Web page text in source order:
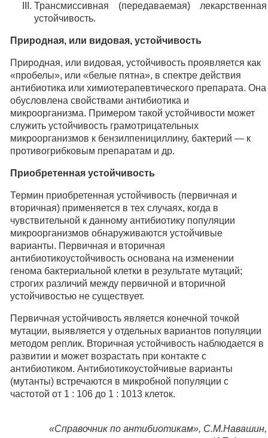
Трансмиссивная (передаваемая) лекарственная
устойчивость.
Природная, или видовая, устойчивость
Природная, или видовая, устойчивость проявляется как
«пробелы», или «белые пятна», в спектре действия
антибиотика или химиотерапевтического препарата. Она
обусловлена свойствами антибиотика и
микроорганизма. Примером такой устойчивости может
служить устойчивость грамотрицательных
микроорганизмов к бензилпенициллину, бактерий — к
противогрибковым препаратам и др.
Приобретенная устойчивость
Термин приобретенная устойчивость (первичная и
вторичная) применяется в тех случаях, когда в
чувствительной к данному антибиотику популяции
микроорганизмов обнаруживаются устойчивые
варианты. Первичная и вторичная
антибиотикоустойчивость основана на изменении
генома бактериальной клетки в результате мутаций;
строгих различий между первичной и вторичной
устойчивостью не существует.
Первичная устойчивость является конечной точкой
мутации, выявляется у отдельных вариантов популяции
методом реплик. Вторичная устойчивость наблюдается в
развитии и может возрастать при контакте с
антибиотиком. Антибиотикоустойчивые варианты
(мутанты) встречаются в микробной популяции с
частотой от 1 : 106 до 1 : 1013 клеток.
«Справочник по антибиотикам», С.М.Навашин,